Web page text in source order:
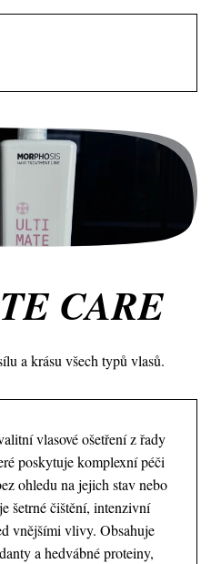
CARE
a krásu všech typů vlasů.
vlasové ošetření z řady
poskytuje komplexní péči
ohledu na jejich stav nebo
šetrné čištění, intenzivní
vnějšími vlivy. Obsahuje
a hedvábné proteiny,